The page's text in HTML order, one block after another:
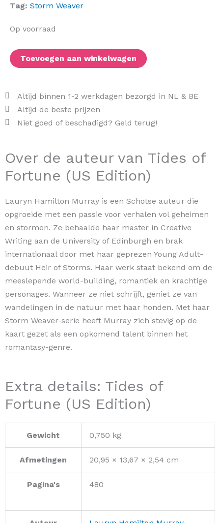
Tag: Storm Weaver
Op voorraad
Tides
Fortune
(US
aantal
Toevoegen aan winkelwagen
Altijd binnen 1-2 werkdagen bezorgd in NL & BE
Altijd de beste prijzen
Niet goed of beschadigd? Geld terug!
Over de auteur van Tides of
Fortune (US Edition)
Lauryn Hamilton Murray is een Schotse auteur die
opgroeide met een passie voor verhalen vol geheimen
en stormen. Ze behaalde haar master in Creative
Writing aan de University of Edinburgh en brak
internationaal door met haar geprezen Young Adult-
debuut Heir of Storms. Haar werk staat bekend om de
meeslepende world-building, romantiek en krachtige
personages. Wanneer ze niet schrijft, geniet ze van
wandelingen in de natuur met haar honden. Met haar
Storm Weaver-serie heeft Murray zich stevig op de
kaart gezet als een opkomend talent binnen het
romantasy-genre.
Extra details: Tides of
Fortune (US Edition)
Gewicht 0,750 kg
Afmetingen 20,95 × 13,67 × 2,54 cm
Pagina's 480